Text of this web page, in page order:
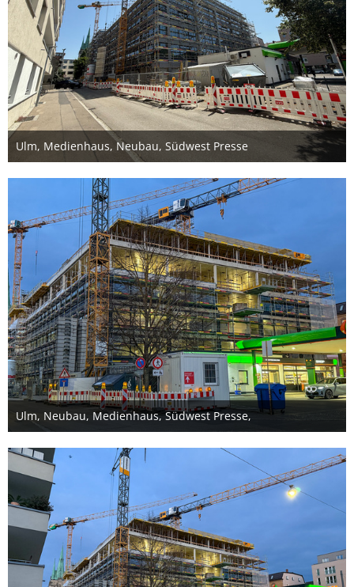
Ulm, Medienhaus, Neubau, Südwest Presse
22. Juni 2025
Ulm, Neubau, Medienhaus, Südwest Presse,
19. Juni 2025